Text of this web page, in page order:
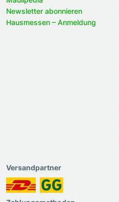
Newsletter abonnieren
Hausmessen – Anmeldung
Versandpartner